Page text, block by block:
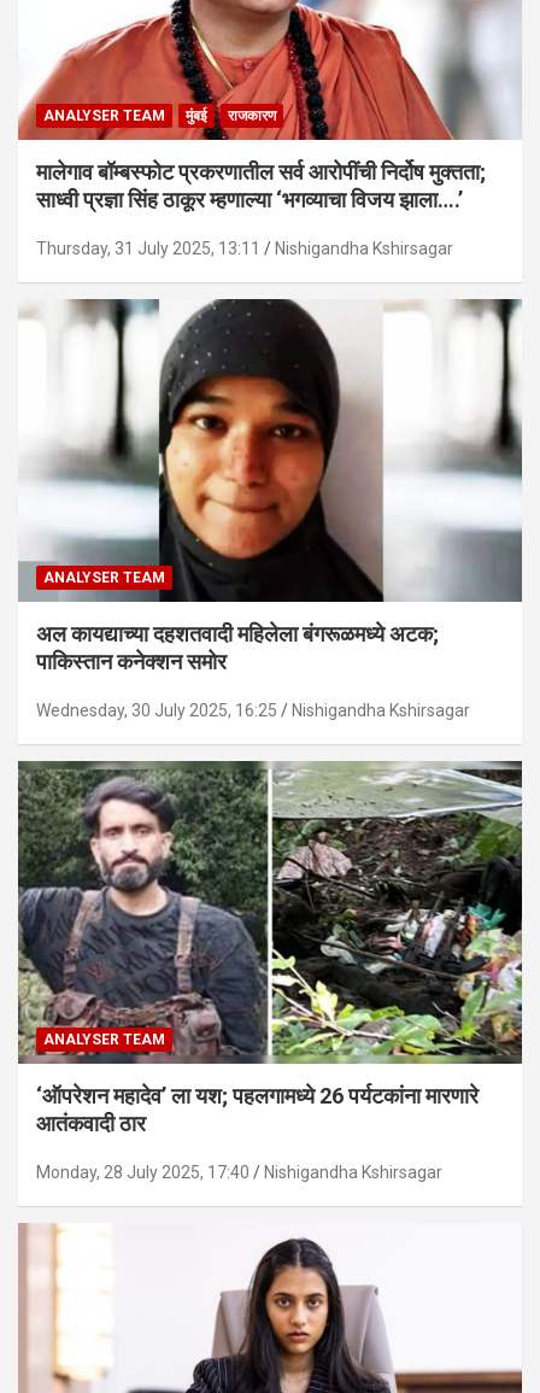
ANALYSER TEAM मुंबई राजकारण
मालेगाव बॉम्बस्फोट प्रकरणातील सर्व आरोपींची निर्दोष मुक्तता;
साध्वी प्रज्ञा सिंह ठाकूर म्हणाल्या ‘भगव्याचा विजय झाला….’
Thursday, 31 July 2025, 13:11 Nishigandha Kshirsagar
ANALYSER TEAM
अल कायद्याच्या दहशतवादी महिलेला बंगरूळमध्ये अटक;
पाकिस्तान कनेक्शन समोर
Wednesday, 30 July 2025, 16:25 Nishigandha Kshirsagar
ANALYSER TEAM
‘ऑपरेशन महादेव’ ला यश; पहलगामध्ये 26 पर्यटकांना मारणारे
आतंकवादी ठार
Monday, 28 July 2025, 17:40 Nishigandha Kshirsagar